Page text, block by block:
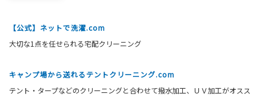
【公式】ネットで洗濯.com
大切な1点を任せられる宅配クリーニング
キャンプ場から送れるテントクリーニング.com
テント・タープなどのクリーニングと合わせて撥水加工、ＵＶ加工がオスス